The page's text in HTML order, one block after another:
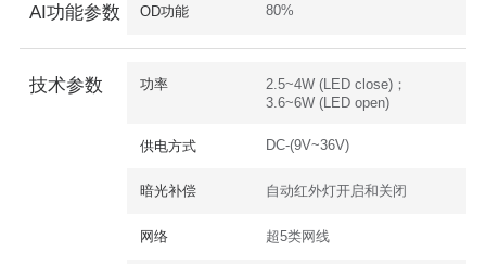
AI功能参数 OD功能 80%
技术参数 功率
2.5~4W (LED close)；
3.6~6W (LED open)
供电方式 DC-(9V~36V)
暗光补偿 自动红外灯开启和关闭
网络 超5类网线